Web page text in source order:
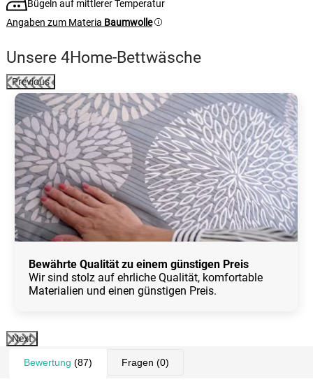
Bügeln auf mittlerer Temperatur
Angaben zum Materia Baumwolle
Unsere 4Home-Bettwäsche
Previous
Bewährte Qualität zu einem günstigen Preis
Wir sind stolz auf ehrliche Qualität, komfortable
Materialien und einen günstigen Preis.
Next
Bewertung (87) Fragen (0)